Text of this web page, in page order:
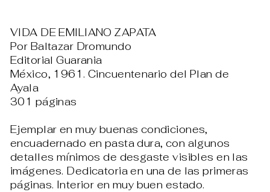
VIDA DE EMILIANO ZAPATA
Por Baltazar Dromundo
Editorial Guarania
México, 1961. Cincuentenario del Plan de
Ayala
301 páginas
Ejemplar en muy buenas condiciones,
encuadernado en pasta dura, con algunos
detalles mínimos de desgaste visibles en las
imágenes. Dedicatoria en una de las primeras
páginas. Interior en muy buen estado.